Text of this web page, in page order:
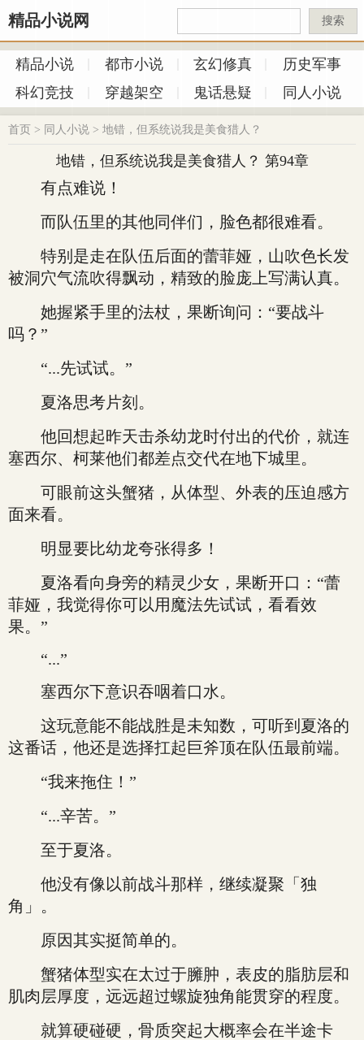
精品小说网 搜索
精品小说 都市小说 玄幻修真
历史军事
科幻竞技
穿越架空 鬼话悬疑 同人小说
首页 > 同人小说 > 地错，但系统说我是美食猎人？
地错，但系统说我是美食猎人？ 第94章
有点难说！
而队伍里的其他同伴们，脸色都很难看。
特别是走在队伍后面的蕾菲娅，山吹色长发
被洞穴气流吹得飘动，精致的脸庞上写满认真。
她握紧手里的法杖，果断询问：“要战斗
吗？”
“...先试试。”
夏洛思考片刻。
他回想起昨天击杀幼龙时付出的代价，就连
塞西尔、柯莱他们都差点交代在地下城里。
可眼前这头蟹猪，从体型、外表的压迫感方
面来看。
明显要比幼龙夸张得多！
夏洛看向身旁的精灵少女，果断开口：“蕾
菲娅，我觉得你可以用魔法先试试，看看效
果。”
“...”
塞西尔下意识吞咽着口水。
这玩意能不能战胜是未知数，可听到夏洛的
这番话，他还是选择扛起巨斧顶在队伍最前端。
“我来拖住！”
“...辛苦。”
至于夏洛。
他没有像以前战斗那样，继续凝聚「独
角」。
原因其实挺简单的。
蟹猪体型实在太过于臃肿，表皮的脂肪层和
肌肉层厚度，远远超过螺旋独角能贯穿的程度。
就算硬碰硬，骨质突起大概率会在半途卡